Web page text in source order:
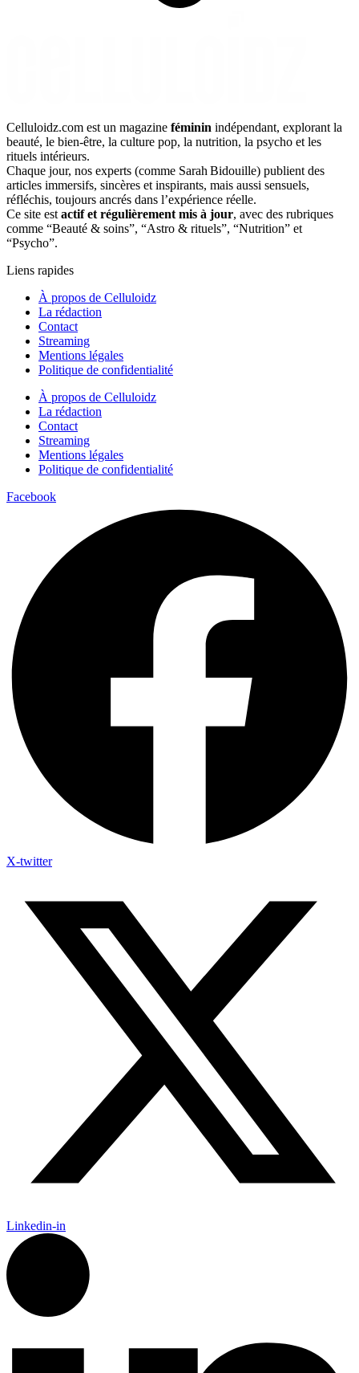
Celluloidz.com est un magazine féminin indépendant, explorant la
beauté, le bien‑être, la culture pop, la nutrition, la psycho et les
rituels intérieurs.
Chaque jour, nos experts (comme Sarah Bidouille) publient des
articles immersifs, sincères et inspirants, mais aussi sensuels,
réfléchis, toujours ancrés dans l’expérience réelle.
Ce site est actif et régulièrement mis à jour, avec des rubriques
comme “Beauté & soins”, “Astro & rituels”, “Nutrition” et
“Psycho”.
Liens rapides
À propos de Celluloidz
La rédaction
Contact
Streaming
Mentions légales
Politique de confidentialité
À propos de Celluloidz
La rédaction
Contact
Streaming
Mentions légales
Politique de confidentialité
Facebook
X-twitter
Linkedin-in